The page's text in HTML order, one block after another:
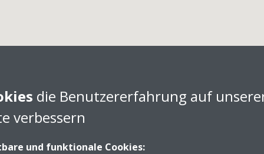
Haustechnik GmbH &
die Benutzererfahrung auf
verbessern
und funktionale Cookies: